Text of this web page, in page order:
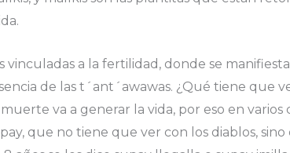
vinculadas a la fertilidad, donde se
de las t´ant´awawas. ¿Qué tiene que
va a generar la vida, por eso en
que no tiene que ver con los diablos,